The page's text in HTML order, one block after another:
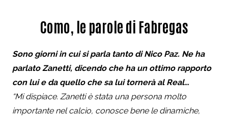
Como, le parole di Fabregas
Sono giorni in cui si parla tanto di Nico Paz. Ne ha
parlato Zanetti, dicendo che ha un ottimo rapporto
con lui e da quello che sa lui tornerà al Real…
“Mi dispiace. Zanetti è stata una persona molto
importante nel calcio, conosce bene le dinamiche,